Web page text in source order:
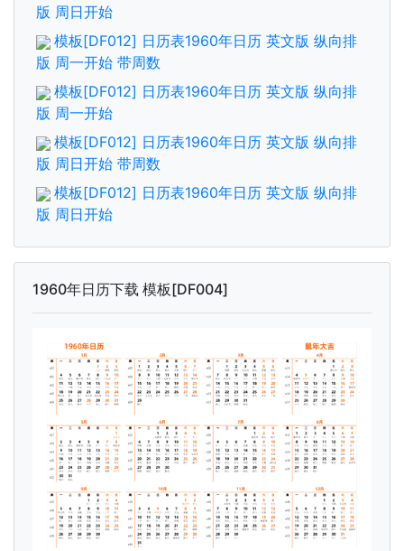
版 周日开始
模板[DF012] 日历表1960年日历 英文版 纵向排
版 周一开始 带周数
模板[DF012] 日历表1960年日历 英文版 纵向排
版 周一开始
模板[DF012] 日历表1960年日历 英文版 纵向排
版 周日开始 带周数
模板[DF012] 日历表1960年日历 英文版 纵向排
版 周日开始
1960年日历下载 模板[DF004]